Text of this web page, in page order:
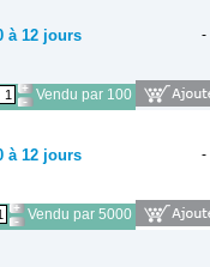
à 12 jours -
Vendu par 100
à 12 jours -
Vendu par 5000